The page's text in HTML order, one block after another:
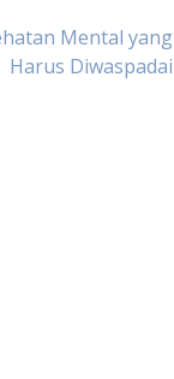
Mental yang
Harus Diwaspadai